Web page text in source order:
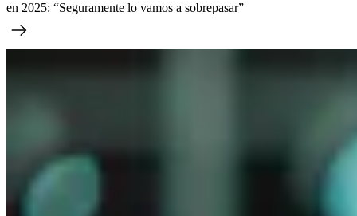
en 2025: “Seguramente lo vamos a sobrepasar”